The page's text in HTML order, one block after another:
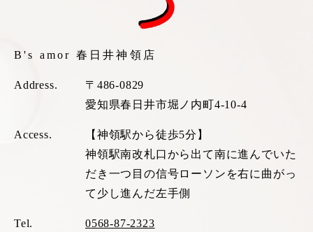
B's amor 春日井神領店
Address.
〒486-0829
愛知県春日井市堀ノ内町4-10-4
Access.
【神領駅から徒歩5分】
神領駅南改札口から出て南に進んでいた
だき一つ目の信号ローソンを右に曲がっ
て少し進んだ左手側
Tel. 0568-87-2323